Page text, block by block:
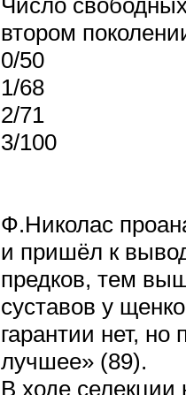
втором
0/50
1/68
2/71
3/100
Ф.Николас
и пришёл к
предков, тем
суставов у
гарантии нет,
лучшее» (89).
В ходе селекции